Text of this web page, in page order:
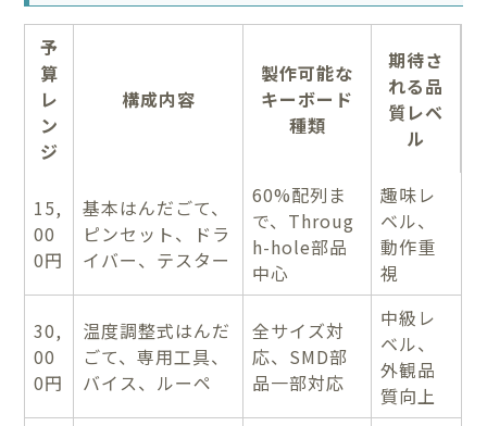
予
算
レ
ン
ジ
構成内容
製作可能な
キーボード
種類
期待さ
れる品
質レベ
ル
15,
00
0円
基本はんだごて、
ピンセット、ドラ
イバー、テスター
60%配列ま
で、Throug
h-hole部品
中心
趣味レ
ベル、
動作重
視
30,
00
0円
温度調整式はんだ
ごて、専用工具、
バイス、ルーペ
全サイズ対
応、SMD部
品一部対応
中級レ
ベル、
外観品
質向上